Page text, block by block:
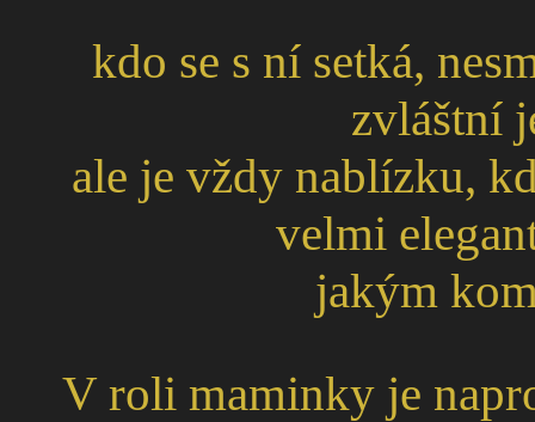
kdo se s ní setká,
zvláštní
ale je vždy nablízku,
velmi
jakým
V roli maminky je